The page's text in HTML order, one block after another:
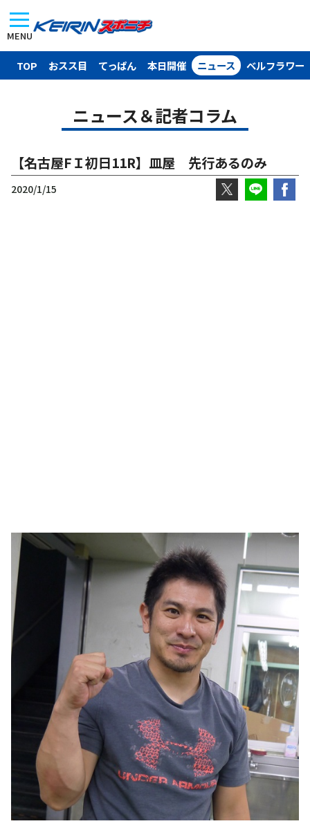
MENU
TOP おスス目 てっぱん 本日開催 ニュース ベルフラワー
ニュース＆記者コラム
【名古屋FＩ初日11R】皿屋 先行あるのみ
2020/1/15